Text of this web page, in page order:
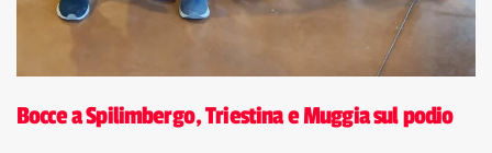
Bocce a Spilimbergo, Triestina e Muggia sul podio